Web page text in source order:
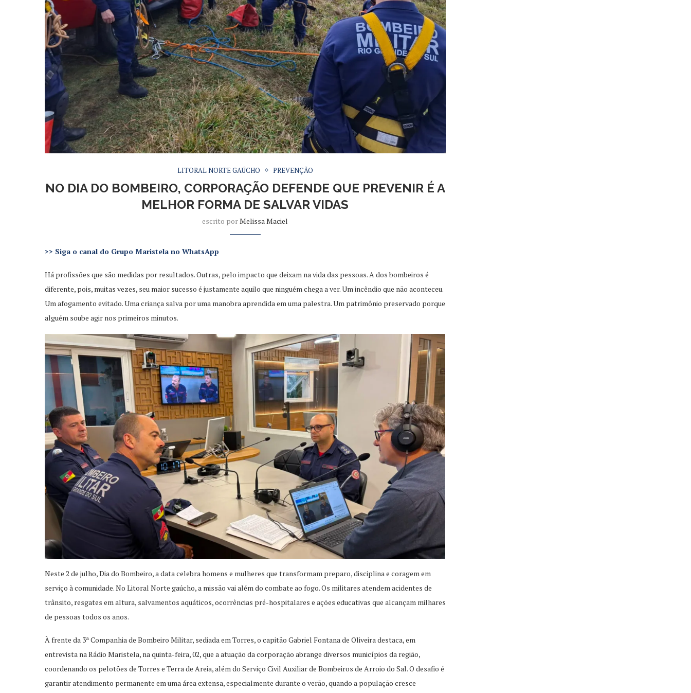
LITORAL NORTE GAÚCHO PREVENÇÃO
NO DIA DO BOMBEIRO, CORPORAÇÃO DEFENDE QUE PREVENIR É A
MELHOR FORMA DE SALVAR VIDAS
escrito porMelissa Maciel
>> Siga o canal do Grupo Maristela no WhatsApp
Há profissões que são medidas por resultados. Outras, pelo impacto que deixam na vida das pessoas. A dos bombeiros é
diferente, pois, muitas vezes, seu maior sucesso é justamente aquilo que ninguém chega a ver. Um incêndio que não aconteceu.
Um afogamento evitado. Uma criança salva por uma manobra aprendida em uma palestra. Um patrimônio preservado porque
alguém soube agir nos primeiros minutos.
Neste 2 de julho, Dia do Bombeiro, a data celebra homens e mulheres que transformam preparo, disciplina e coragem em
serviço à comunidade. No Litoral Norte gaúcho, a missão vai além do combate ao fogo. Os militares atendem acidentes de
trânsito, resgates em altura, salvamentos aquáticos, ocorrências pré-hospitalares e ações educativas que alcançam milhares
de pessoas todos os anos.
À frente da 3ª Companhia de Bombeiro Militar, sediada em Torres, o capitão Gabriel Fontana de Oliveira destaca, em
entrevista na Rádio Maristela, na quinta-feira, 02, que a atuação da corporação abrange diversos municípios da região,
coordenando os pelotões de Torres e Terra de Areia, além do Serviço Civil Auxiliar de Bombeiros de Arroio do Sal. O desafio é
garantir atendimento permanente em uma área extensa, especialmente durante o verão, quando a população cresce